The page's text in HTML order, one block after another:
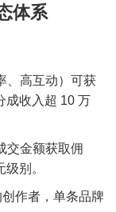
体系
、高互动）可获
成收入超 10 万
交金额获取佣
别。
作者，单条品牌